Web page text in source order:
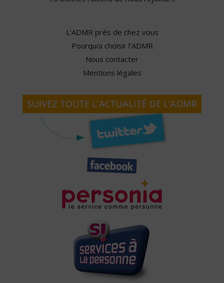
L'ADMR près de chez vous
Pourquoi choisir l'ADMR
Nous contacter
Mentions légales